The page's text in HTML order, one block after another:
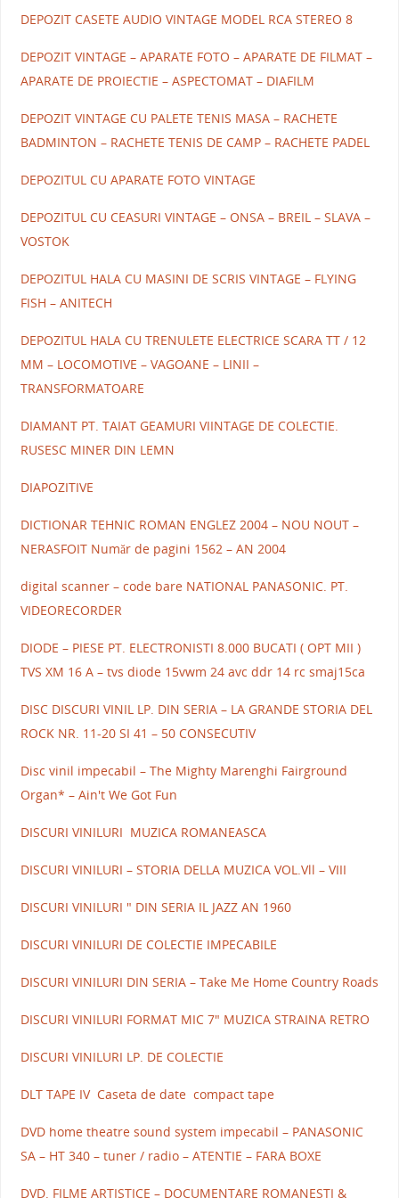
DEPOZIT CASETE AUDIO VINTAGE MODEL RCA STEREO 8
DEPOZIT VINTAGE – APARATE FOTO – APARATE DE FILMAT –
APARATE DE PROIECTIE – ASPECTOMAT – DIAFILM
DEPOZIT VINTAGE CU PALETE TENIS MASA – RACHETE
BADMINTON – RACHETE TENIS DE CAMP – RACHETE PADEL
DEPOZITUL CU APARATE FOTO VINTAGE
DEPOZITUL CU CEASURI VINTAGE – ONSA – BREIL – SLAVA –
VOSTOK
DEPOZITUL HALA CU MASINI DE SCRIS VINTAGE – FLYING
FISH – ANITECH
DEPOZITUL HALA CU TRENULETE ELECTRICE SCARA TT / 12
MM – LOCOMOTIVE – VAGOANE – LINII –
TRANSFORMATOARE
DIAMANT PT. TAIAT GEAMURI VIINTAGE DE COLECTIE.
RUSESC MINER DIN LEMN
DIAPOZITIVE
DICTIONAR TEHNIC ROMAN ENGLEZ 2004 – NOU NOUT –
NERASFOIT Număr de pagini 1562 – AN 2004
digital scanner – code bare NATIONAL PANASONIC. PT.
VIDEORECORDER
DIODE – PIESE PT. ELECTRONISTI 8.000 BUCATI ( OPT MII )
TVS XM 16 A – tvs diode 15vwm 24 avc ddr 14 rc smaj15ca
DISC DISCURI VINIL LP. DIN SERIA – LA GRANDE STORIA DEL
ROCK NR. 11-20 SI 41 – 50 CONSECUTIV
Disc vinil impecabil – The Mighty Marenghi Fairground
Organ* – Ain't We Got Fun
DISCURI VINILURI MUZICA ROMANEASCA
DISCURI VINILURI – STORIA DELLA MUZICA VOL.Vll – VIII
DISCURI VINILURI " DIN SERIA IL JAZZ AN 1960
DISCURI VINILURI DE COLECTIE IMPECABILE
DISCURI VINILURI DIN SERIA – Take Me Home Country Roads
DISCURI VINILURI FORMAT MIC 7" MUZICA STRAINA RETRO
DISCURI VINILURI LP. DE COLECTIE
DLT TAPE IV Caseta de date compact tape
DVD home theatre sound system impecabil – PANASONIC
SA – HT 340 – tuner / radio – ATENTIE – FARA BOXE
DVD. FILME ARTISTICE – DOCUMENTARE ROMANESTI &